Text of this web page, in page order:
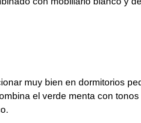
muy bien en dormitorios
el verde menta con